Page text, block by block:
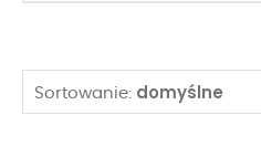
Sortowanie: domyślne